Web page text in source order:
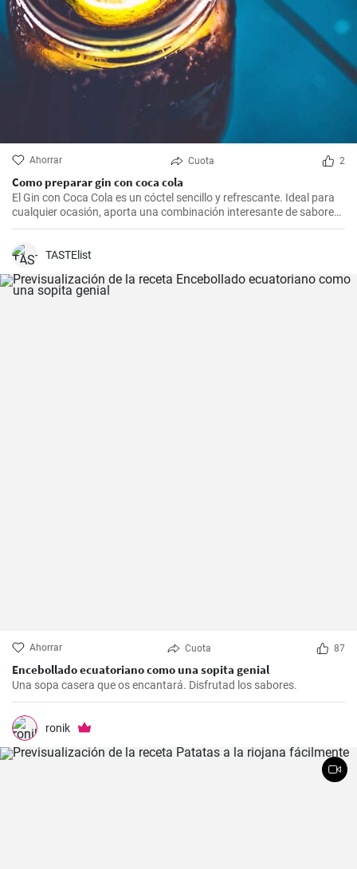
Ahorrar Cuota 2
Como preparar gin con coca cola
El Gin con Coca Cola es un cóctel sencillo y refrescante. Ideal para
cualquier ocasión, aporta una combinación interesante de sabores
que resultarán del agrado para quienes disfrutan de bebidas
común mezclar gin con Coca Cola, esta receta puede sorprender
TASTElist
Ahorrar Cuota 87
Encebollado ecuatoriano como una sopita genial
Una sopa casera que os encantará. Disfrutad los sabores.
ronik